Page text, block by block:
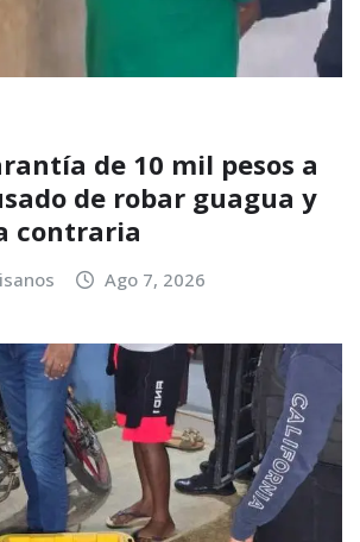
de 10 mil pesos a
de robar guagua y
contraria
Ago 7, 2026